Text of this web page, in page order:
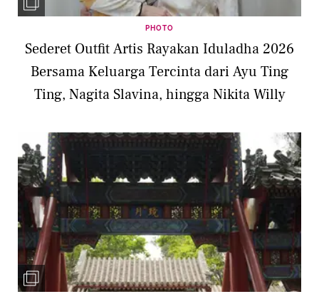
PHOTO
Sederet Outfit Artis Rayakan Iduladha 2026
Bersama Keluarga Tercinta dari Ayu Ting
Ting, Nagita Slavina, hingga Nikita Willy